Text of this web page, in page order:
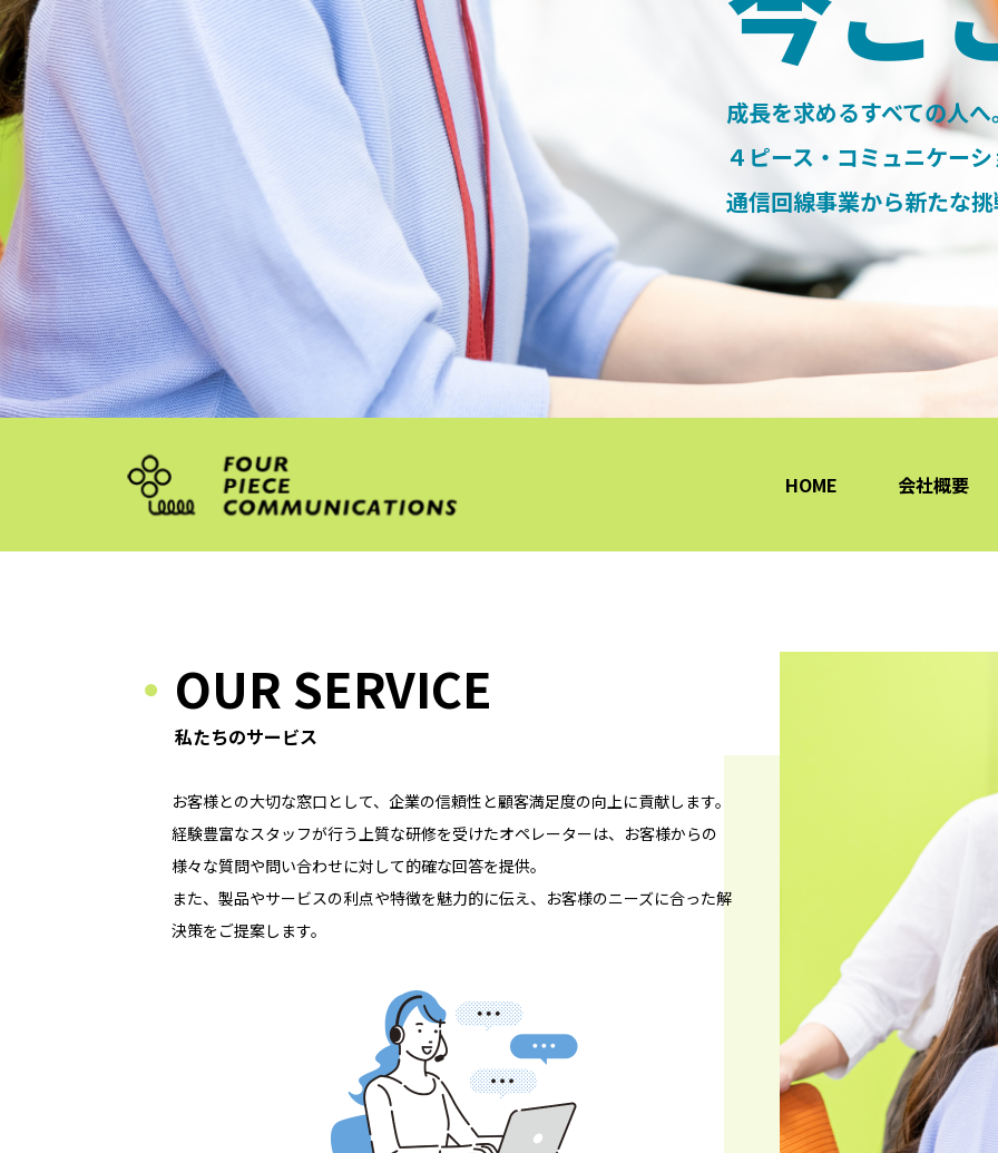
成長を求めるすべての人へ
４ピース・コミュニケー
通信回線事業から新たな
HOME 会社概要
OUR SERVICE
私たちのサービス
お客様との大切な窓口として、企業の信頼性と顧客満足度の向上に貢献します。
経験豊富なスタッフが行う上質な研修を受けたオペレーターは、お客様からの
様々な質問や問い合わせに対して的確な回答を提供。
また、製品やサービスの利点や特徴を魅力的に伝え、お客様のニーズに合った解
決策をご提案します。